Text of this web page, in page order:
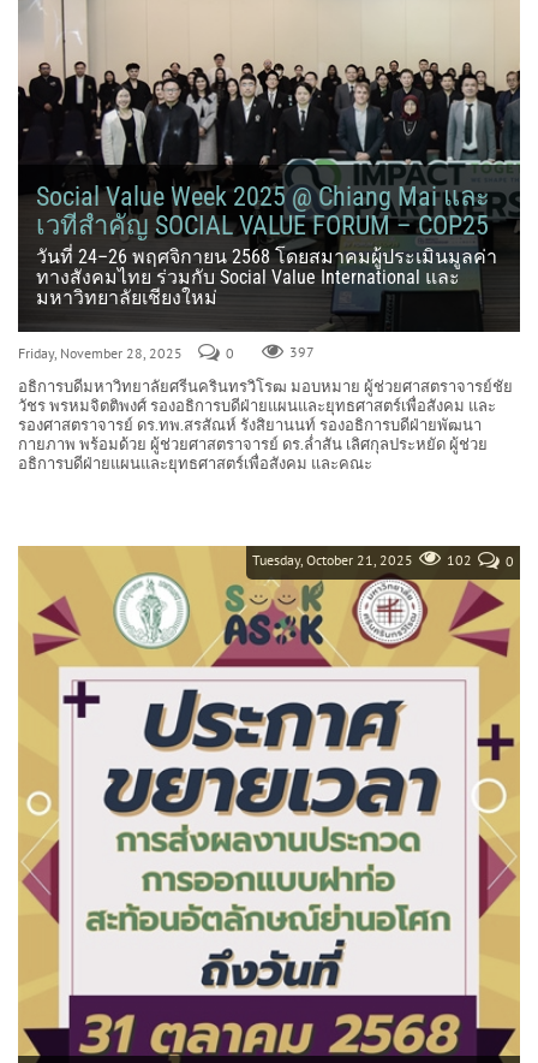
Social Value Week 2025 @ Chiang Mai และ
เวทีสำคัญ SOCIAL VALUE FORUM – COP25
วันที่ 24–26 พฤศจิกายน 2568 โดยสมาคมผู้ประเมินมูลค่า
ทางสังคมไทย ร่วมกับ Social Value International และ
มหาวิทยาลัยเชียงใหม่
Friday, November 28, 2025 0 397
อธิการบดีมหาวิทยาลัยศรีนครินทรวิโรฒ มอบหมาย ผู้ช่วยศาสตราจารย์ชัย
วัชร พรหมจิตติพงศ์ รองอธิการบดีฝ่ายแผนและยุทธศาสตร์เพื่อสังคม และ
รองศาสตราจารย์ ดร.ทพ.สรสัณห์ รังสิยานนท์ รองอธิการบดีฝ่ายพัฒนา
กายภาพ พร้อมด้วย ผู้ช่วยศาสตราจารย์ ดร.ล่ำสัน เลิศกุลประหยัด ผู้ช่วย
อธิการบดีฝ่ายแผนและยุทธศาสตร์เพื่อสังคม และคณะ
Tuesday, October 21, 2025 0
102